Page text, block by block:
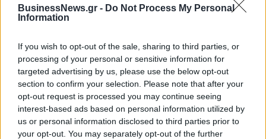
BusinessNews.gr - Do Not Process My Personal
Information
If you wish to opt-out of the sale, sharing to third parties, or
processing of your personal or sensitive information for
targeted advertising by us, please use the below opt-out
section to confirm your selection. Please note that after your
opt-out request is processed you may continue seeing
interest-based ads based on personal information utilized by
us or personal information disclosed to third parties prior to
your opt-out. You may separately opt-out of the further
Πρόεδρος ο Γαληνός Γιαγλής
Νέο Audi A2 e-tron με στόχο
την κορυφή της
αποδοτικότητας
Η Chery επενδύει 75 εκατ.
δολάρια στην KG Mobility